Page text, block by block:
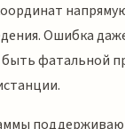
Ошибка
фатальной